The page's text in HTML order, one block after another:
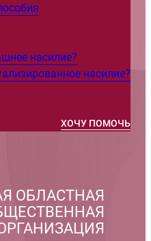
насилие?
насилие?
ХОЧУ ПОМОЧЬ
ОБЛАСТНАЯ